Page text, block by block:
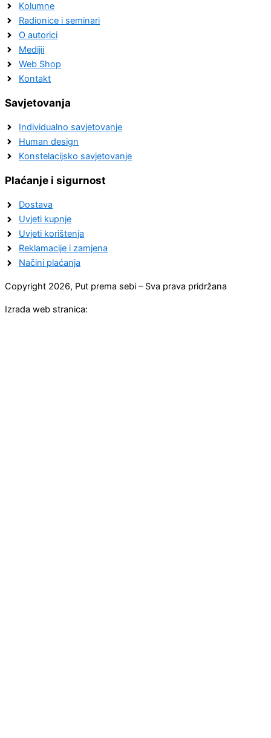
Kolumne
Radionice i seminari
O autorici
Medijii
Web Shop
Kontakt
Savjetovanja
Individualno savjetovanje
Human design
Konstelacijsko savjetovanje
Plaćanje i sigurnost
Dostava
Uvjeti kupnje
Uvjeti korištenja
Reklamacije i zamjena
Načini plaćanja
Copyright 2026, Put prema sebi – Sva prava pridržana
Izrada web stranica: